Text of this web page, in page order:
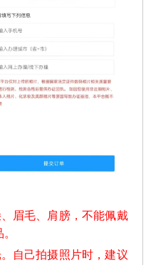
眉毛、肩膀，不能佩戴
自己拍摄照片时，建议